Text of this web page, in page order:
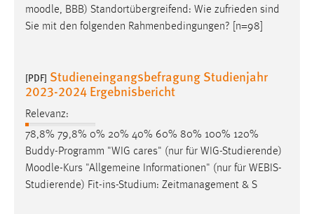
moodle, BBB) Standortübergreifend: Wie zufrieden sind
Sie mit den folgenden Rahmenbedingungen? [n=98]
[PDF] Studieneingangsbefragung Studienjahr
2023-2024 Ergebnisbericht
Relevanz:
78,8% 79,8% 0% 20% 40% 60% 80% 100% 120%
Buddy-Programm "WIG cares" (nur für WIG-Studierende)
Moodle-Kurs "Allgemeine Informationen" (nur für WEBIS-
Studierende) Fit-ins-Studium: Zeitmanagement & S